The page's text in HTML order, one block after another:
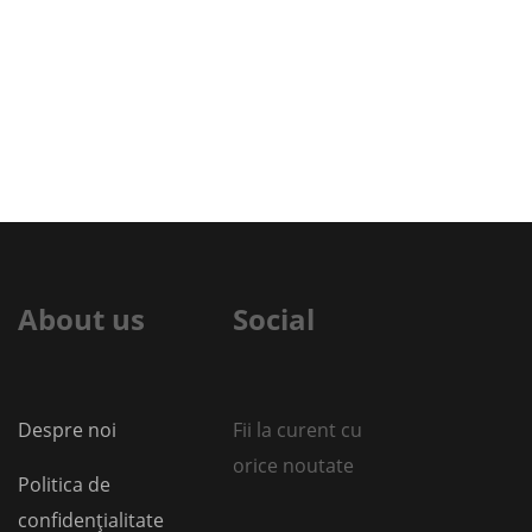
About us
Despre noi
Politica de
confidențialitate
Social
Fii la curent cu
orice noutate